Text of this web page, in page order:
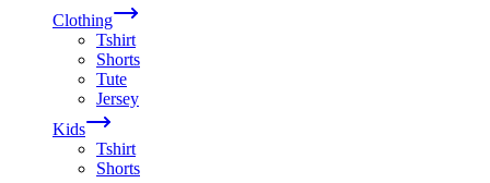
Clothing
Tshirt
Shorts
Tute
Jersey
Kids
Tshirt
Shorts